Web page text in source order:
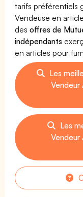
tarifs préférentiels
Vendeuse en
desoffres de
indépendants
en articles pour
Les
Vendeur
Les
Vendeur